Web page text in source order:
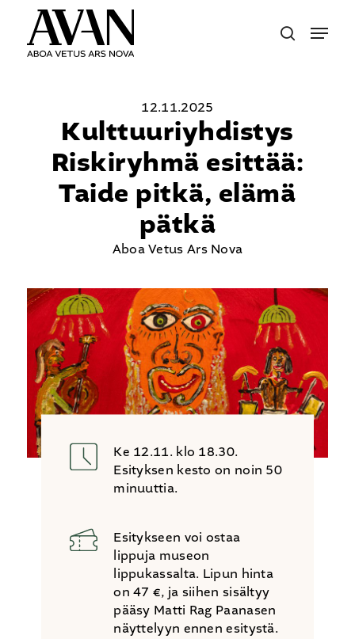
main
content
search
Menu
12.11.2025
Kulttuuriyhdistys
Riskiryhmä esittää:
Taide pitkä, elämä
pätkä
Aboa Vetus Ars Nova
Ke 12.11. klo 18.30.
Esityksen kesto on noin 50
minuuttia.
Esitykseen voi ostaa
lippuja museon
lippukassalta. Lipun hinta
on 47 €, ja siihen sisältyy
pääsy Matti Rag Paanasen
näyttelyyn ennen esitystä.